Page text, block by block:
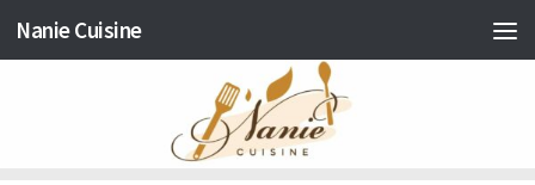
Skip to content
Nanie Cuisine